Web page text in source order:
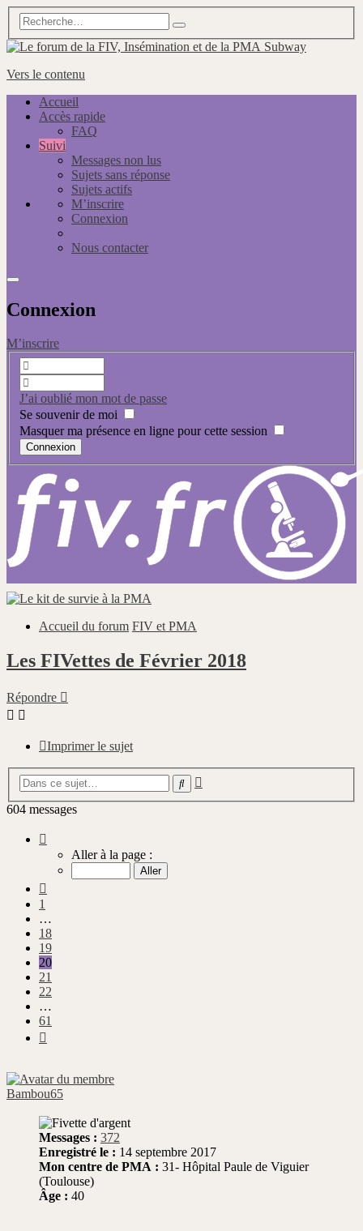
Subway
Vers le contenu
Accueil
Accès rapide
FAQ
Suivi
Messages non lus
Sujets sans réponse
Sujets actifs
M’inscrire
Connexion
Nous contacter
Connexion
M’inscrire
J’ai oublié mon mot de passe
Se souvenir de moi
Masquer ma présence en ligne pour cette session
Accueil du forum FIV et PMA
Les FIVettes de Février 2018
Répondre
Imprimer le sujet
Rechercher
604 messages
20
sur
Aller à la page :
1
…
18
19
20
21
22
…
61
Bambou65
Messages : 372
Enregistré le : 14 septembre 2017
Mon centre de PMA : 31- Hôpital Paule de Viguier
(Toulouse)
Âge : 40